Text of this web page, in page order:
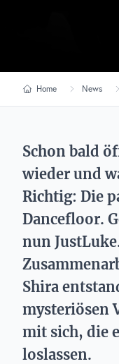
Home News
Schon bald
wieder und
Richtig: Die
Dancefloor.
nun
Shira
mysteriösen
mit sich, die
loslassen.